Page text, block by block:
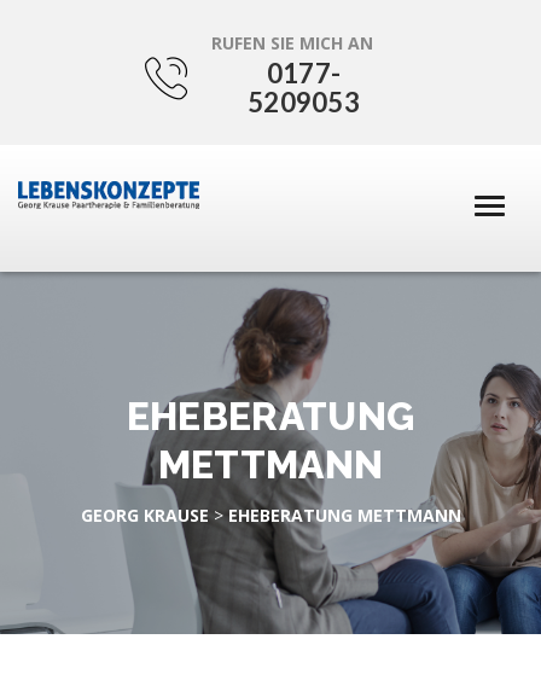
RUFEN SIE MICH AN
0177-
5209053
EHEBERATUNG
METTMANN
GEORG KRAUSE > EHEBERATUNG METTMANN